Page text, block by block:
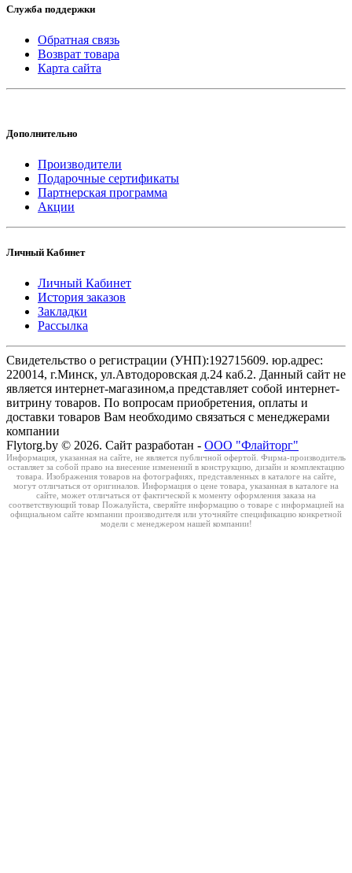
Служба поддержки
Обратная связь
Возврат товара
Карта сайта
Дополнительно
Производители
Подарочные сертификаты
Партнерская программа
Акции
Личный Кабинет
Личный Кабинет
История заказов
Закладки
Рассылка
Свидетельство о регистрации (УНП):192715609. юр.адрес:
220014, г.Минск, ул.Автодоровская д.24 каб.2. Данный сайт не
является интернет-магазином,а представляет собой интернет-
витрину товаров. По вопросам приобретения, оплаты и
доставки товаров Вам необходимо связаться с менеджерами
компании
Flytorg.by © 2026. Сайт разработан - ООО "Флайторг"
Информация, указанная на сайте, не является публичной офертой. Фирма-производитель
оставляет за собой право на внесение изменений в конструкцию, дизайн и комплектацию
товара. Изображения товаров на фотографиях, представленных в каталоге на сайте,
могут отличаться от оригиналов. Информация о цене товара, указанная в каталоге на
сайте, может отличаться от фактической к моменту оформления заказа на
соответствующий товар Пожалуйста, сверяйте информацию о товаре с информацией на
официальном сайте компании производителя или уточняйте спецификацию конкретной
модели с менеджером нашей компании!